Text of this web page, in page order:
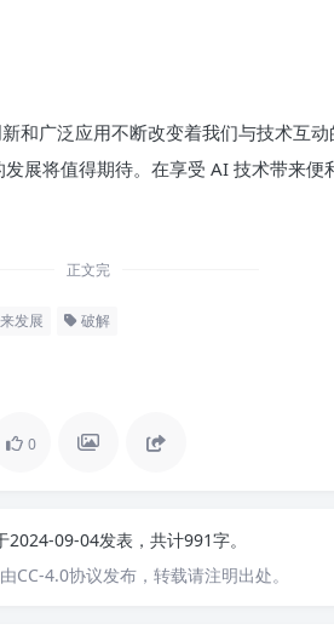
和广泛应用不断改变着我们与技术互
展将值得期待。在享受 AI 技术带来便
正文完
发展 破解
0
2024-09-04发表，共计991字。
CC-4.0协议发布，转载请注明出处。